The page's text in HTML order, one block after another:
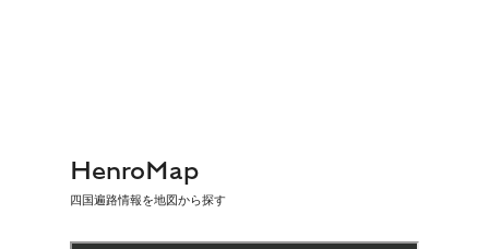
HenroMap
四国遍路情報を地図から探す